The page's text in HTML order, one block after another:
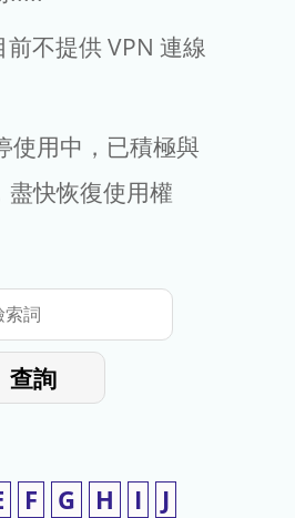
前不提供 VPN 連線
使用中，已積極與
盡快恢復使用權
查詢
F G H I
J